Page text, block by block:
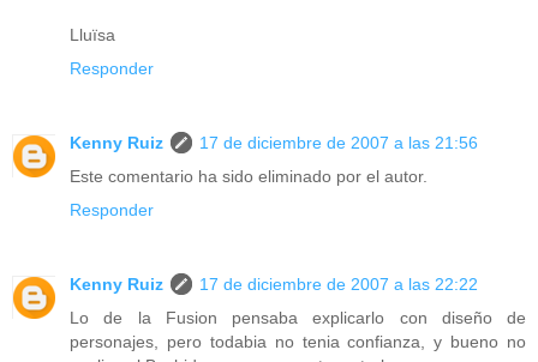
Lluïsa
Responder
Kenny Ruiz
17 de diciembre de 2007 a las 21:56
Este comentario ha sido eliminado por el autor.
Responder
Kenny Ruiz
17 de diciembre de 2007 a las 22:22
Lo de la Fusion pensaba explicarlo con diseño de
personajes, pero todabia no tenia confianza, y bueno no